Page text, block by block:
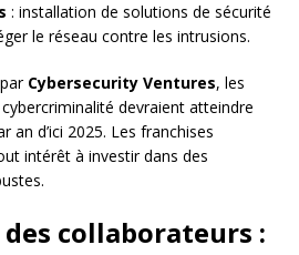
: installation de solutions de sécurité
le réseau contre les intrusions.
Cybersecurity Ventures, les
devraient atteindre
an d’ici 2025. Les franchises
intérêt à investir dans des
collaborateurs :